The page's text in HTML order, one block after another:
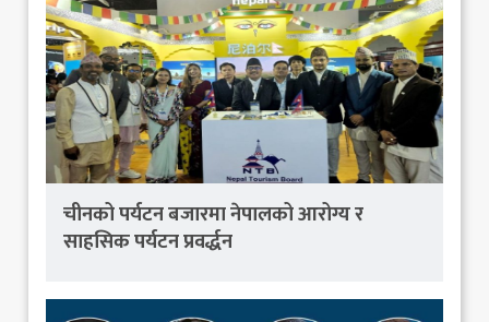
चीनको पर्यटन बजारमा नेपालको आरोग्य र
साहसिक पर्यटन प्रवर्द्धन